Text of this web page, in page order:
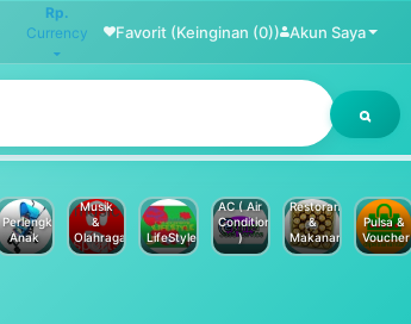
Rp.
Currency
Favorit (Keinginan (0)) Akun Saya
Perlengkapan
Anak
Musik
&
Olahraga
LifeStyle
AC ( Air
Conditioner
)
Restoran
&
Makanan
Pulsa &
Voucher